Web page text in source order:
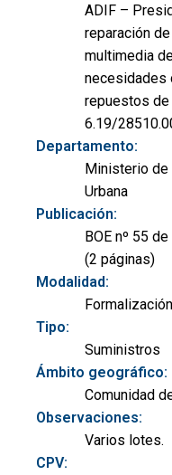
ADIF –
reparación
multimedia
necesidades
repuestos de
6.19/
Departamento:
Ministerio de
Urbana
Publicación:
BOE nº 55
(2 páginas)
Modalidad:
Tipo:
Suministros
Ámbito geográfico:
Comunidad
Observaciones:
Varios lotes.
CPV: